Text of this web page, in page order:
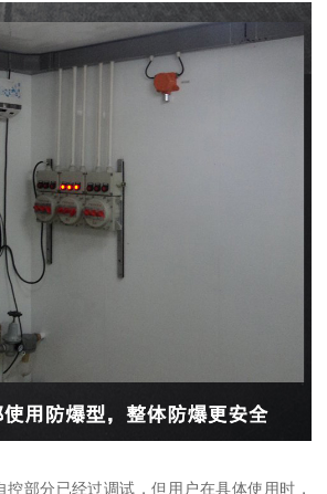
部分已经过调试，但用户在具体使用时，